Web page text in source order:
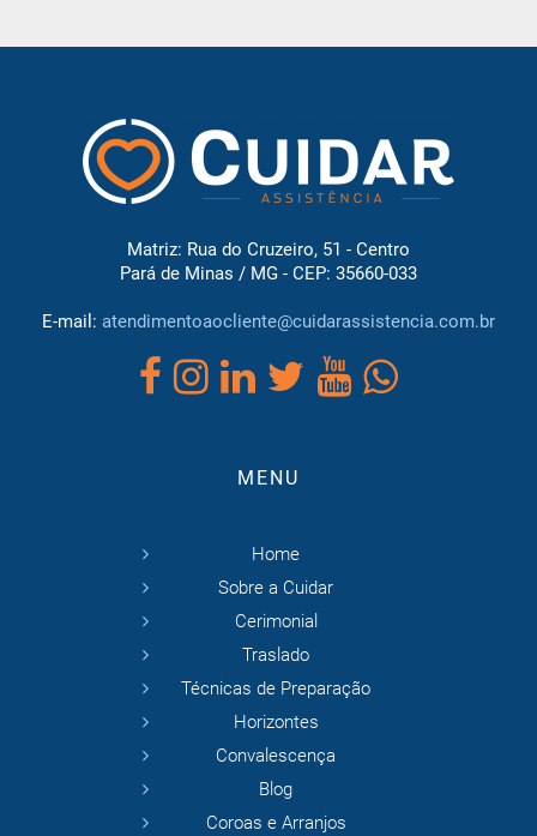
Matriz: Rua do Cruzeiro, 51 - Centro
Pará de Minas / MG - CEP: 35660-033
E-mail: atendimentoaocliente@cuidarassistencia.com.br
MENU
Home
Sobre a Cuidar
Cerimonial
Traslado
Técnicas de Preparação
Horizontes
Convalescença
Blog
Coroas e Arranjos